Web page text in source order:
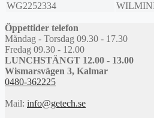
WG2252334
Öppettider telefon
Måndag - Torsdag 09.30 - 17.30
Fredag 09.30 - 12.00
LUNCHSTÄNGT 12.00 - 13.00
Wismarsvägen 3, Kalmar
0480-362225
Mail: info@getech.se